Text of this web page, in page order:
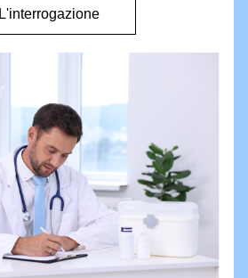
L'interrogazione